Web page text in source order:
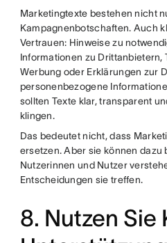
Marketingtexte bestehen nicht
Kampagnenbotschaften. Auch
Vertrauen: Hinweise zu
Informationen zu Drittanbietern,
Werbung oder Erklärungen zur
personenbezogene
sollten Texte klar, transparent
klingen.
Das bedeutet nicht, dass
ersetzen. Aber sie können dazu
Nutzerinnen und Nutzer
Entscheidungen sie treffen.
8. Nutzen Sie